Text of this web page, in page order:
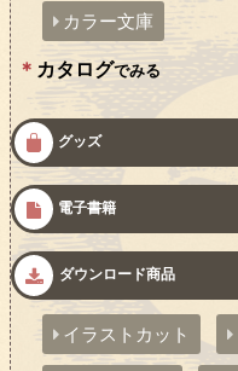
カラー文庫
カタログでみる
グッズ
電子書籍
ダウンロード商品
イラストカット